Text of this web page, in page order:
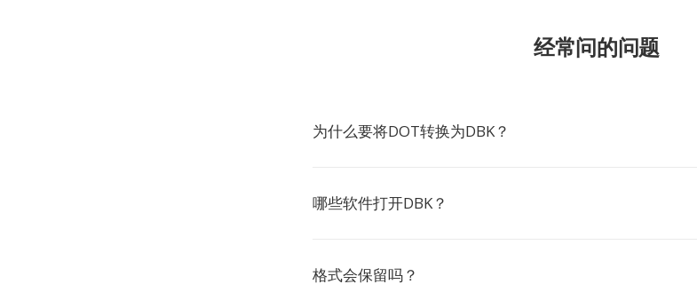
经常问的问题
为什么要将DOT转换为DBK？
哪些软件打开DBK？
格式会保留吗？